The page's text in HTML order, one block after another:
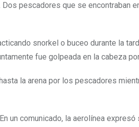
pescadores que se encontraban
snorkel o buceo durante la
fue golpeada en la cabeza
la arena por los pescadores
un comunicado, la aerolínea